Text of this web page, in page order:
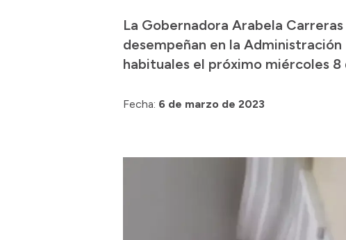
La Gobernadora Arabela
desempeñan en la
habituales el próximo miércoles 8
Fecha: 6 de marzo de 2023